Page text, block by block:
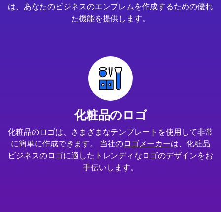
は、あなたのビジネスのエンブレムを作成するための優れ
た機能を提供します。
化粧品のロゴ
化粧品のロゴは、さまざまなテンプレートを使用して非常
に簡単に作成できます。 当社のロゴメーカーは、化粧品
ビジネスのロゴに適したトレンディなロゴのデザインをお
手伝いします。